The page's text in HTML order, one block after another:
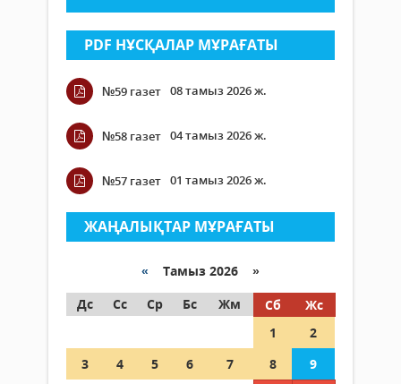
PDF НҰСҚАЛАР МҰРАҒАТЫ
№59 газет 08 тамыз 2026 ж.
№58 газет 04 тамыз 2026 ж.
№57 газет 01 тамыз 2026 ж.
ЖАҢАЛЫҚТАР МҰРАҒАТЫ
« Тамыз 2026 »
Дс
Сс Ср Бс Жм Сб
Жс
1
2
3
4 5 6 7 8
9